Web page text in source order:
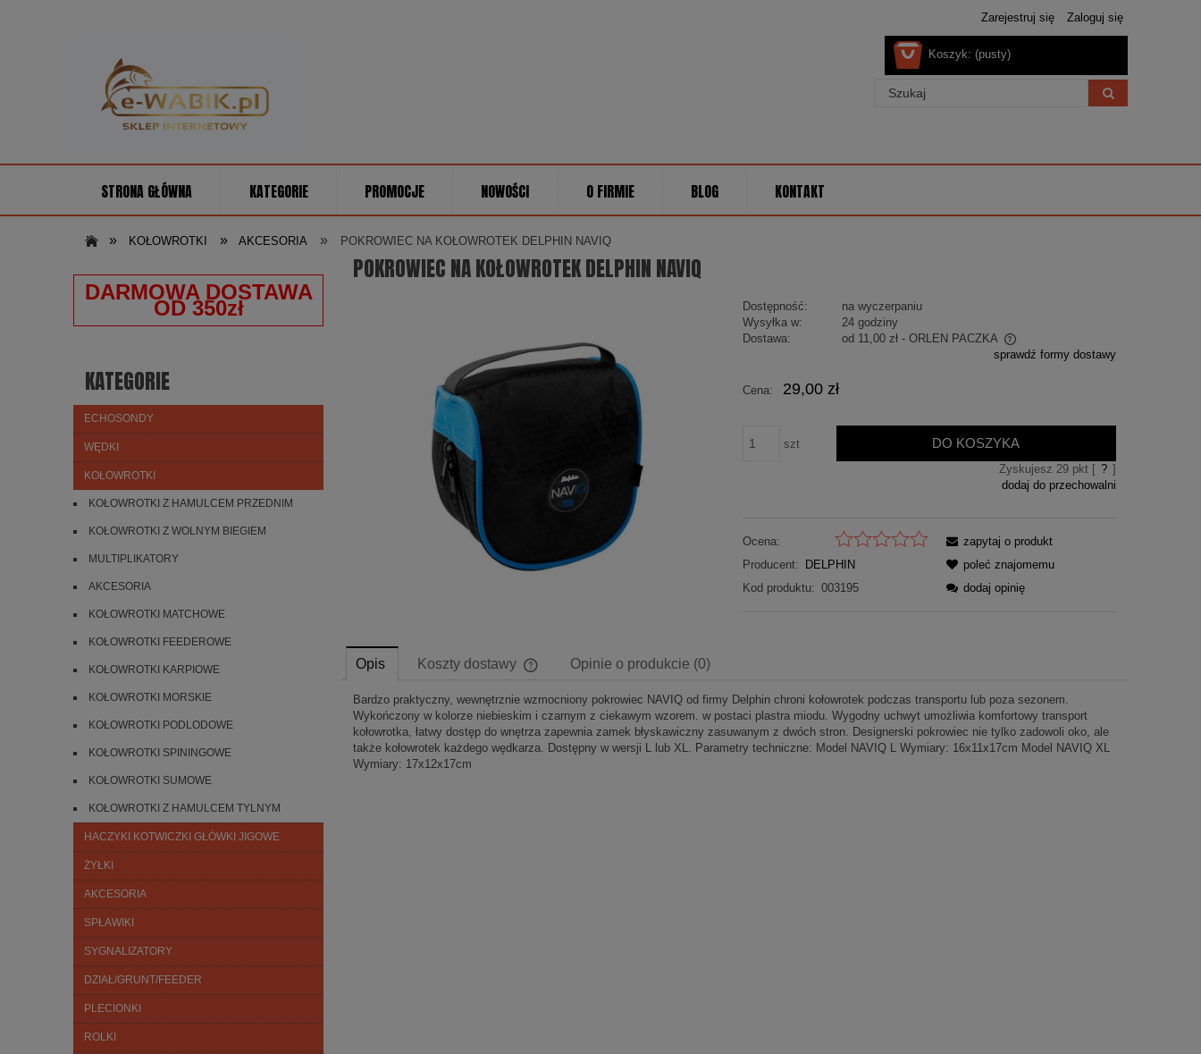
Zarejestruj się Zaloguj się
Koszyk: (pusty)
STRONA GŁÓWNA KATEGORIE PROMOCJE NOWOŚCI O FIRMIE BLOG KONTAKT
» KOŁOWROTKI » AKCESORIA » POKROWIEC NA KOŁOWROTEK DELPHIN NAVIQ
DARMOWA DOSTAWA
OD 350zł
KATEGORIE
ECHOSONDY
WĘDKI
KOŁOWROTKI
KOŁOWROTKI Z HAMULCEM PRZEDNIM
KOŁOWROTKI Z WOLNYM BIEGIEM
MULTIPLIKATORY
AKCESORIA
KOŁOWROTKI MATCHOWE
KOŁOWROTKI FEEDEROWE
KOŁOWROTKI KARPIOWE
KOŁOWROTKI MORSKIE
KOŁOWROTKI PODLODOWE
KOŁOWROTKI SPININGOWE
KOŁOWROTKI SUMOWE
KOŁOWROTKI Z HAMULCEM TYLNYM
HACZYKI KOTWICZKI GŁÓWKI JIGOWE
ŻYŁKI
AKCESORIA
SPŁAWIKI
SYGNALIZATORY
DZIAŁ/GRUNT/FEEDER
PLECIONKI
ROLKI
POKROWIEC NA KOŁOWROTEK DELPHIN NAVIQ
Dostępność:
na wyczerpaniu
Wysyłka w:
24 godziny
Dostawa:
od 11,00 zł - ORLEN PACZKA
płatności
sprawdź formy dostawy
Cena: 29,00 zł
szt DO KOSZYKA
Zyskujesz 29pkt [ ? ]
dodaj do przechowalni
Ocena:
Producent:
DELPHIN
Kod produktu: 003195
zapytaj o produkt
poleć znajomemu
dodaj opinię
Opis Koszty dostawy
Cena nie zawiera ewentualnych kosztów
płatności
Opinie o produkcie (0)
Bardzo praktyczny, wewnętrznie wzmocniony pokrowiec NAVIQ od firmy Delphin chroni kołowrotek podczas transportu lub poza sezonem.
Wykończony w kolorze niebieskim i czarnym z ciekawym wzorem. w postaci plastra miodu. Wygodny uchwyt umożliwia komfortowy transport
kołowrotka, łatwy dostęp do wnętrza zapewnia zamek błyskawiczny zasuwanym z dwóch stron. Designerski pokrowiec nie tylko zadowoli oko, ale
także kołowrotek każdego wędkarza. Dostępny w wersji L lub XL. Parametry techniczne: Model NAVIQ L Wymiary: 16x11x17cm Model NAVIQ XL
Wymiary: 17x12x17cm